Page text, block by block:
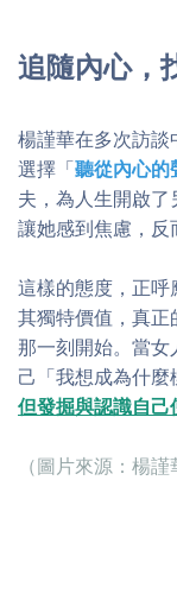
追隨內心，
楊謹華在多次訪談
選擇「 聽從內心的
夫，為人生開啟
讓她感到焦慮，反
這樣的態度，正呼
其獨特價值，真正
那一刻開始。當女
己「我想成為什麼
但發掘與認識自己
（圖片來源：楊